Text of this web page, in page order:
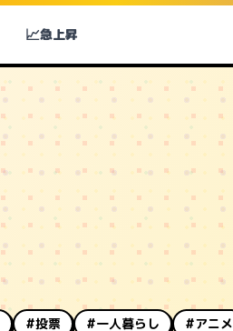
📈急上昇
#投票 #一人暮らし #アニメ